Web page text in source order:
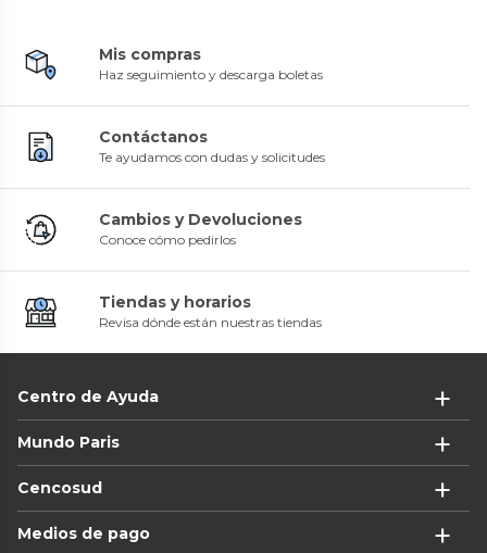
Mis compras
Haz seguimiento y descarga boletas
Contáctanos
Te ayudamos con dudas y solicitudes
Cambios y Devoluciones
Conoce cómo pedirlos
Tiendas y horarios
Revisa dónde están nuestras tiendas
Centro de Ayuda
Mundo Paris
Cencosud
Medios de pago